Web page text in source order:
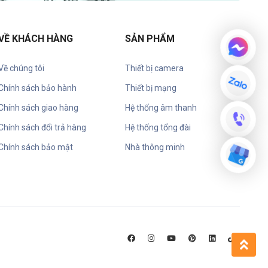
KHÁCH HÀNG
chúng tôi
sách bảo hành
sách giao hàng
sách đổi trả hàng
sách bảo mật
SẢN PHẨM
Thiết bị camera
Thiết bị mạng
Hệ thống âm thanh
Hệ thống tổng đài
Nhà thông minh